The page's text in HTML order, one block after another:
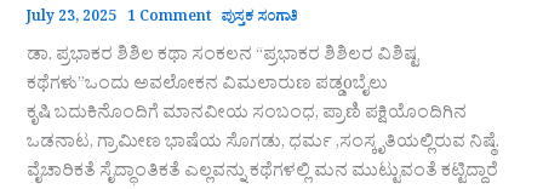
July 23, 2025 1 Comment ಪುಸ್ತಕ ಸಂಗಾತಿ
ಡಾ. ಪ್ರಭಾಕರ ಶಿಶಿಲ ಕಥಾ ಸಂಕಲನ “ಪ್ರಭಾಕರ ಶಿಶಿಲರ ವಿಶಿಷ್ಟ
ಕಥೆಗಳು”ಒಂದು ಅವಲೋಕನ ವಿಮಲಾರುಣ ಪಡ್ಡoಬೈಲು
ಕೃಷಿ ಬದುಕಿನೊಂದಿಗೆ ಮಾನವೀಯ ಸಂಬಂಧ, ಪ್ರಾಣಿ ಪಕ್ಷಿಯೊಂದಿಗಿನ
ಒಡನಾಟ, ಗ್ರಾಮೀಣ ಭಾಷೆಯ ಸೊಗಡು, ಧರ್ಮ ,ಸಂಸ್ಕೃತಿಯಲ್ಲಿರುವ ನಿಷ್ಠೆ.
ವೈಚಾರಿಕತೆ ಸೈದ್ಧಾಂತಿಕತೆ ಎಲ್ಲವನ್ನು ಕಥೆಗಳಲ್ಲಿ ಮನ ಮುಟ್ಟುವಂತೆ ಕಟ್ಟಿದ್ದಾರೆ